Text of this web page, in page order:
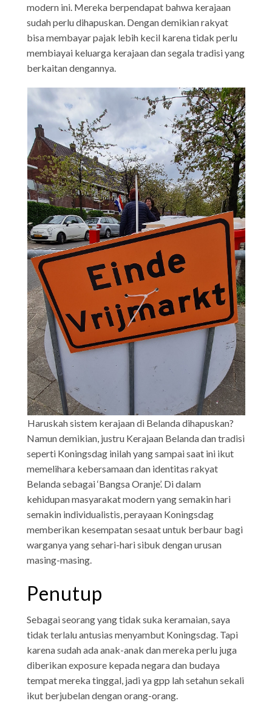
modern ini. Mereka berpendapat bahwa kerajaan
sudah perlu dihapuskan. Dengan demikian rakyat
bisa membayar pajak lebih kecil karena tidak perlu
membiayai keluarga kerajaan dan segala tradisi yang
berkaitan dengannya.
Haruskah sistem kerajaan di Belanda dihapuskan?
Namun demikian, justru Kerajaan Belanda dan tradisi
seperti Koningsdag inilah yang sampai saat ini ikut
memelihara kebersamaan dan identitas rakyat
Belanda sebagai ‘Bangsa Oranje’. Di dalam
kehidupan masyarakat modern yang semakin hari
semakin individualistis, perayaan Koningsdag
memberikan kesempatan sesaat untuk berbaur bagi
warganya yang sehari-hari sibuk dengan urusan
masing-masing.
Penutup
Sebagai seorang yang tidak suka keramaian, saya
tidak terlalu antusias menyambut Koningsdag. Tapi
karena sudah ada anak-anak dan mereka perlu juga
diberikan exposure kepada negara dan budaya
tempat mereka tinggal, jadi ya gpp lah setahun sekali
ikut berjubelan dengan orang-orang.